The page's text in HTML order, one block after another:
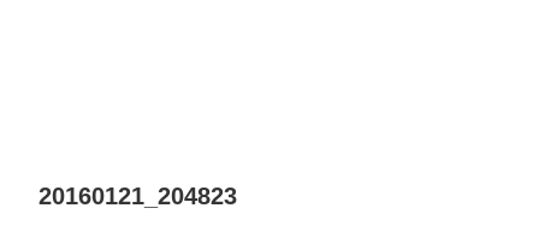
20160121_204823